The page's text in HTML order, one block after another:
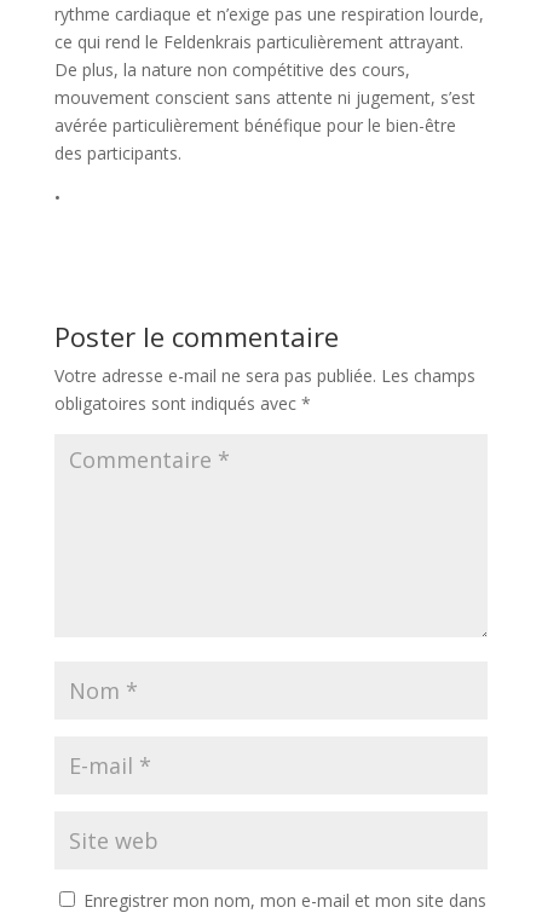
rythme cardiaque et n’exige pas une respiration lourde,
ce qui rend le Feldenkrais particulièrement attrayant.
De plus, la nature non compétitive des cours,
mouvement conscient sans attente ni jugement, s’est
avérée particulièrement bénéfique pour le bien-être
des participants.
•
Poster le commentaire
Votre adresse e-mail ne sera pas publiée. Les champs
obligatoires sont indiqués avec *
Enregistrer mon nom, mon e-mail et mon site dans